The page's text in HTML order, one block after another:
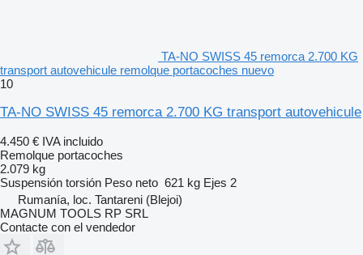
TA-NO SWISS 45 remorca 2.700 KG
transport autovehicule remolque portacoches nuevo
10
TA-NO SWISS 45 remorca 2.700 KG transport autovehicule
4.450 € IVA incluido
Remolque portacoches
2.079 kg
Suspensión torsión Peso neto 621 kg Ejes 2
Rumanía, loc. Tantareni (Blejoi)
MAGNUM TOOLS RP SRL
Contacte con el vendedor